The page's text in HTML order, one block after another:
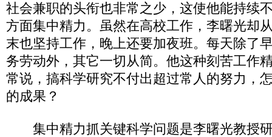
社会兼职的头衔也非常之少，这使他能持续
方面集中精力。虽然在高校工作，李曙光却
末也坚持工作，晚上还要加夜班。每天除了
务劳动外，其它一切从简。他这种刻苦工作
常说，搞科学研究不付出超过常人的努力，
的成果？
集中精力抓关键科学问题是李曙光教授